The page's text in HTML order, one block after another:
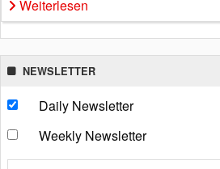
Weiterlesen
NEWSLETTER
Daily Newsletter
Weekly Newsletter